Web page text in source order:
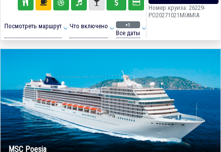
Посмотреть маршрут Что включено +1
Все даты
Номер круиза: 26229-
PO20271021MIAMIA
MSC Poesia